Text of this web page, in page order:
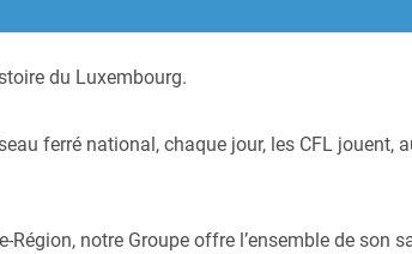
du Luxembourg.
ferré national, chaque jour, les CFL jouent,
notre Groupe offre l’ensemble de son